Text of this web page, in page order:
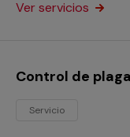
Ver servicios
Control de
Servicio